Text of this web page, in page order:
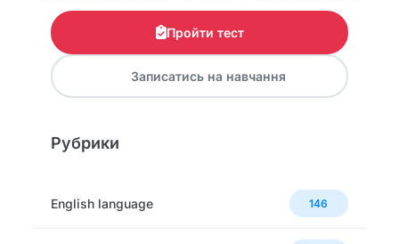
Пройти тест
Записатись на навчання
Рубрики
English language 146